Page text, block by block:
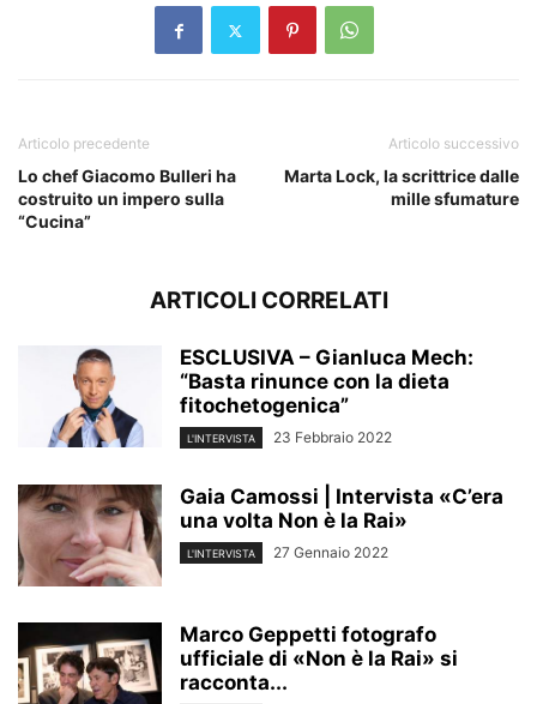
Articolo precedente
Lo chef Giacomo Bulleri ha
costruito un impero sulla
“Cucina”
Articolo successivo
Marta Lock, la scrittrice dalle
mille sfumature
ARTICOLI CORRELATI
ESCLUSIVA – Gianluca Mech:
“Basta rinunce con la dieta
fitochetogenica”
L'INTERVISTA 23 Febbraio 2022
Gaia Camossi | Intervista «C’era
una volta Non è la Rai»
L'INTERVISTA 27 Gennaio 2022
Marco Geppetti fotografo
ufficiale di «Non è la Rai» si
racconta...